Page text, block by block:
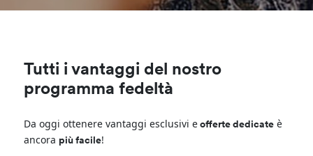
Tutti i vantaggi del nostro
programma fedeltà
Da oggi ottenere vantaggi esclusivi e offerte dedicate è
ancora più facile!